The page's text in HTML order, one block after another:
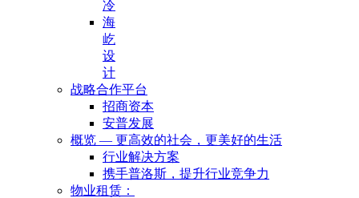
冷
海
屹
设
计
战略合作平台
招商资本
安普发展
概览 — 更高效的社会，更美好的生活
行业解决方案
携手普洛斯，提升行业竞争力
物业租赁：